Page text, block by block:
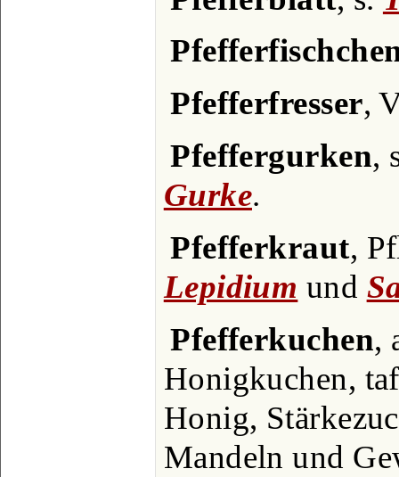
Pfefferfresser,
Pfeffergurken,
Gurke.
Pfefferkraut,
Lepidium und
Pfefferkuchen,
Honigkuchen,
Honig,
Mandeln und